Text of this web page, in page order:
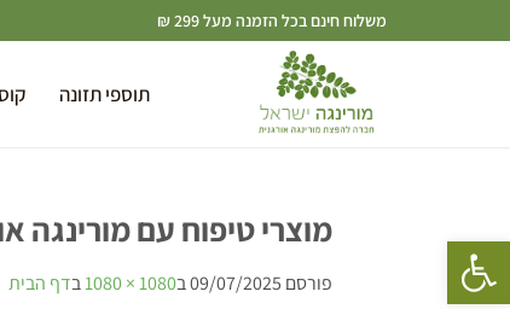
פתח סרגל נגישות
משלוח חינם בכל הזמנה מעל 299 ₪
תוספי תזונה
מוצרי טיפוח עם מורינגה
פורסם 09/07/2025ב1080 × 1080 בדף הבית